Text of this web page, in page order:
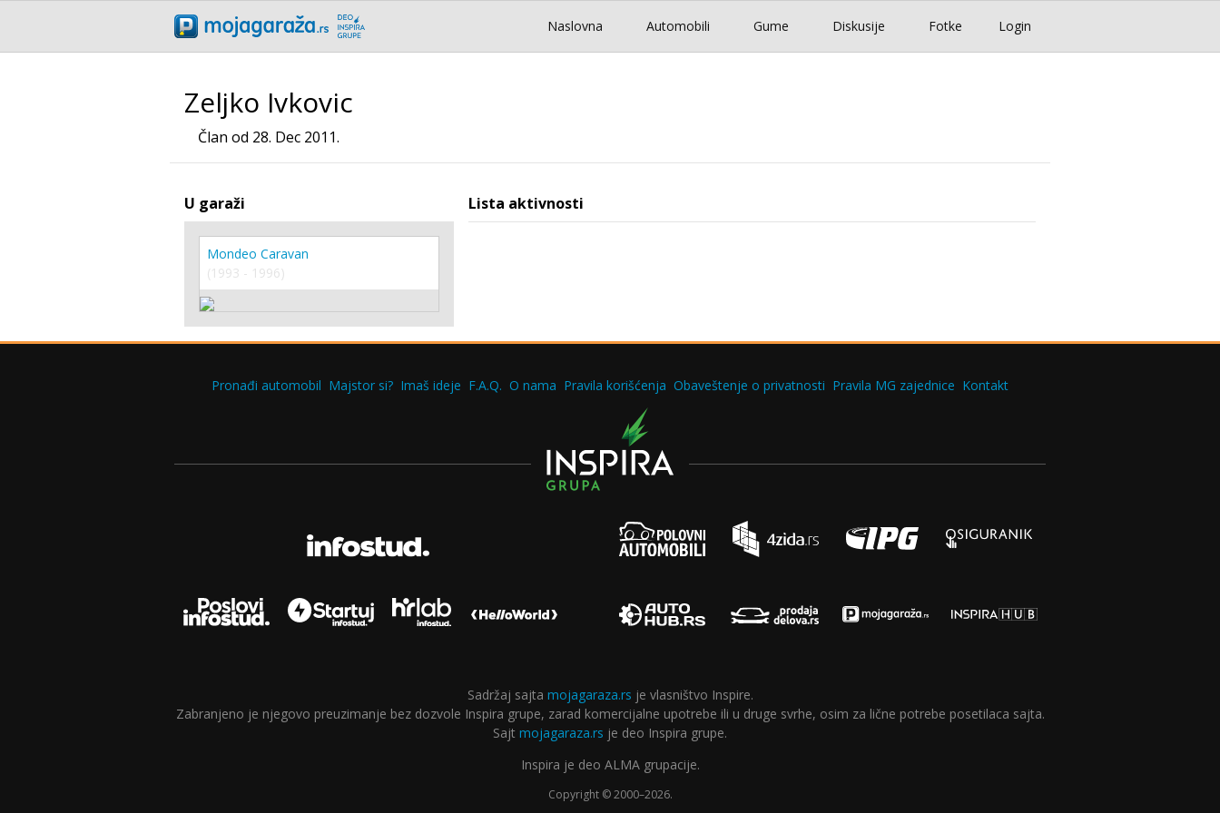
Login
Naslovna Automobili Gume Diskusije Fotke
Zeljko Ivkovic
Član od 28. Dec 2011.
U garaži
Mondeo Caravan
(1993 - 1996)
Lista aktivnosti
Pronađi automobil Majstor si? Imaš ideje F.A.Q. O nama Pravila korišćenja Obaveštenje o privatnosti Pravila MG zajednice Kontakt
Sadržaj sajta mojagaraza.rs je vlasništvo Inspire.
Zabranjeno je njegovo preuzimanje bez dozvole Inspira grupe, zarad komercijalne upotrebe ili u druge svrhe, osim za lične potrebe posetilaca sajta.
Sajt mojagaraza.rs je deo Inspira grupe.
Inspira je deo ALMA grupacije.
Copyright © 2000–2026.